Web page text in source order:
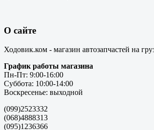
О сайте
Ходовик.ком - магазин автозапчастей на
График работы магазина
Пн-Пт: 9:00-16:00
Суббота: 10:00-14:00
Воскресенье: выходной
(099)2523332
(068)4888313
(095)1236366